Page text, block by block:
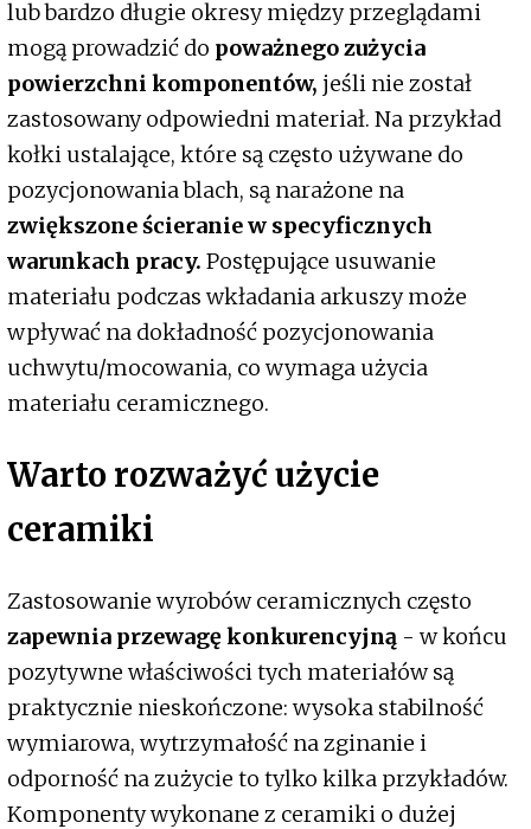
lub bardzo długie okresy między przeglądami
mogą prowadzić do poważnego zużycia
powierzchni komponentów, jeśli nie został
zastosowany odpowiedni materiał. Na przykład
kołki ustalające, które są często używane do
pozycjonowania blach, są narażone na
zwiększone ścieranie w specyficznych
warunkach pracy. Postępujące usuwanie
materiału podczas wkładania arkuszy może
wpływać na dokładność pozycjonowania
uchwytu/mocowania, co wymaga użycia
materiału ceramicznego.
Warto rozważyć użycie
ceramiki
Zastosowanie wyrobów ceramicznych często
zapewnia przewagę konkurencyjną - w końcu
pozytywne właściwości tych materiałów są
praktycznie nieskończone: wysoka stabilność
wymiarowa, wytrzymałość na zginanie i
odporność na zużycie to tylko kilka przykładów.
Komponenty wykonane z ceramiki o dużej